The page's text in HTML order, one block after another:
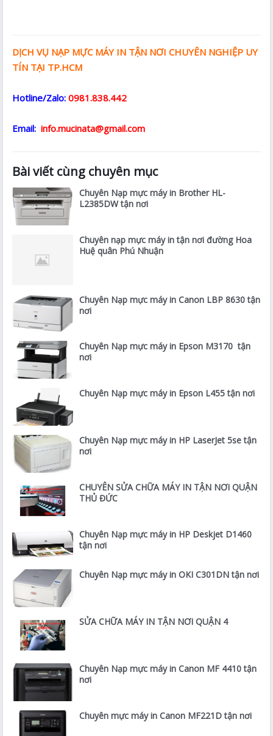
DỊCH VỤ NẠP MỰC MÁY IN TẬN NƠI CHUYÊN NGHIỆP UY
TÍN TẠI TP.HCM
Hotline/Zalo: 0981.838.442
Email: info.mucinata@gmail.com
Bài viết cùng chuyên mục
Chuyên Nạp mực máy in Brother HL-
L2385DW tận nơi
Chuyên nạp mực máy in tận nơi đường Hoa
Huệ quân Phú Nhuận
Chuyên Nạp mực máy in Canon LBP 8630 tận
nơi
Chuyên Nạp mực máy in Epson M3170 tận
nơi
Chuyên Nạp mực máy in Epson L455 tận nơi
Chuyên Nạp mực máy in HP LaserJet 5se tận
nơi
CHUYÊN SỬA CHỮA MÁY IN TẬN NƠI QUẬN
THỦ ĐỨC
Chuyên Nạp mực máy in HP Deskjet D1460
tận nơi
Chuyên Nạp mực máy in OKI C301DN tận nơi
SỬA CHỮA MÁY IN TẬN NƠI QUẬN 4
Chuyên Nạp mực máy in Canon MF 4410 tận
nơi
Chuyên mực máy in Canon MF221D tận nơi